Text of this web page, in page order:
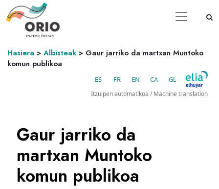
Hasiera > Albisteak > Gaur jarriko da martxan Muntoko
komun publikoa
ES FR EN CA GL
Itzulpen automatikoa / Machine translation
Gaur jarriko da
martxan Muntoko
komun publikoa